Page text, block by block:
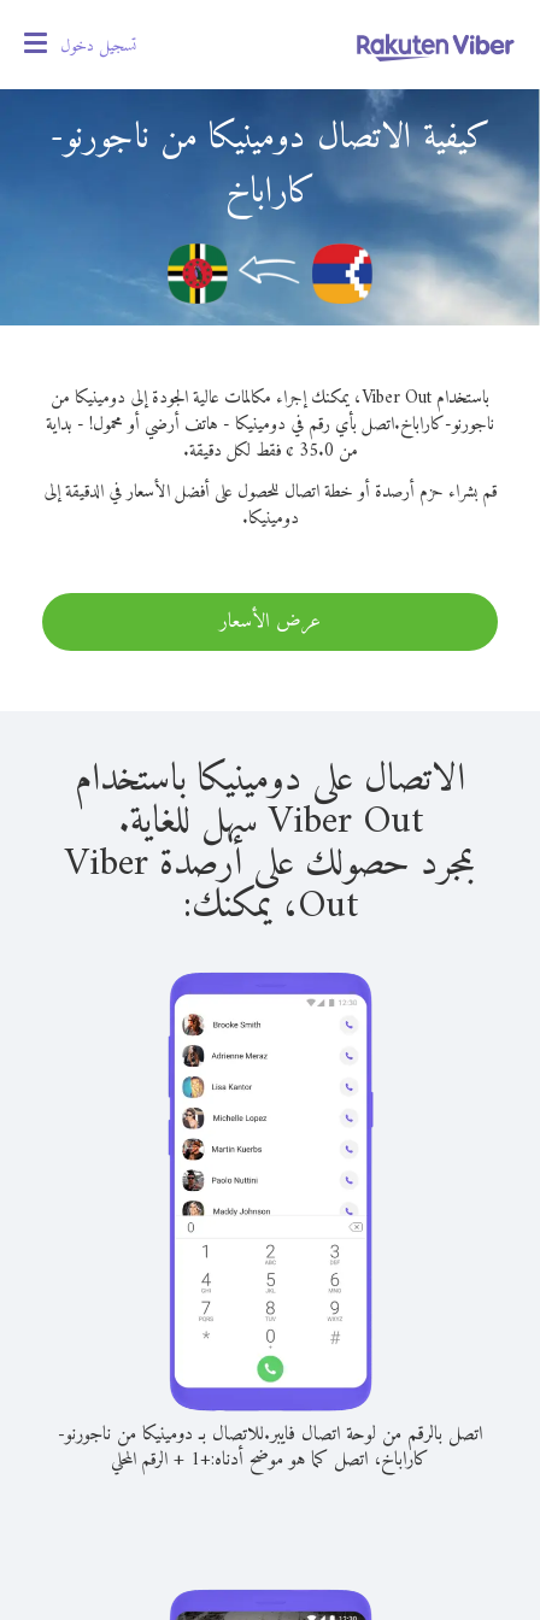
تسجيل دخول
كيفية الاتصال دومينيكا من ناجورنو-
كاراباخ
باستخدام Viber Out، يمكنك إجراء مكالمات عالية الجودة إلى دومينيكا من
ناجورنو-كاراباخ.اتصل بأي رقم في دومينيكا - هاتف أرضي أو محمول! - بداية
من 35.0 ¢ فقط لكل دقيقة.
قم بشراء حزم أرصدة أو خطة اتصال للحصول على أفضل الأسعار في الدقيقة إلى
دومينيكا.
عرض الأسعار
الاتصال على دومينيكا باستخدام
Viber Out سهل للغاية.
بمجرد حصولك على أرصدة Viber
Out، يمكنك:
اتصل بالرقم من لوحة اتصال فايبر.للاتصال بـ دومينيكا من ناجورنو-
كاراباخ، اتصل كما هو موضح أدناه:+
1
+الرقم المحلي